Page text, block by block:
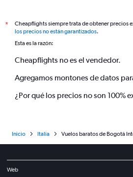
*
Cheapflights siempre trata de obtener precios
los precios no están garantizados.
Esta es la razón:
Cheapflights no es el vendedor.
Agregamos montones de datos
¿Por qué los precios no son 100%
Inicio Italia Vuelos baratos de Bogotá
Web